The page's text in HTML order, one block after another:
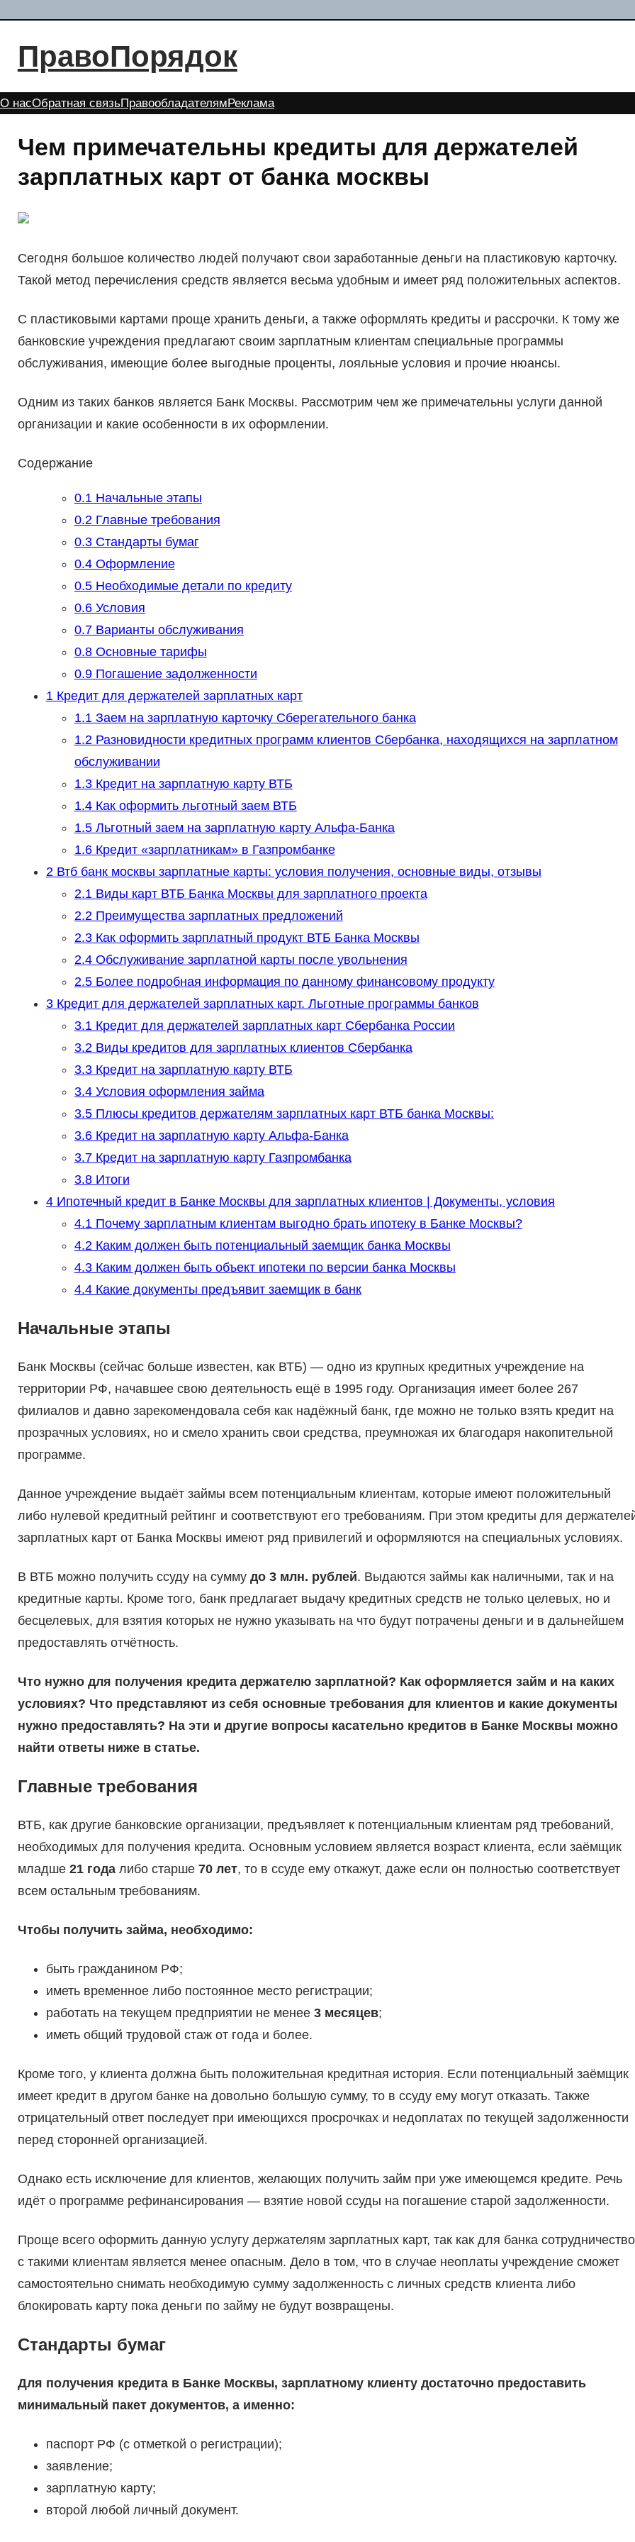
содержимому
ПравоПорядок
О насОбратная связьПравообладателям Реклама
Чем примечательны кредиты для держателей
зарплатных карт от банка москвы
Сегодня большое количество людей получают свои заработанные деньги на пластиковую карточку.
Такой метод перечисления средств является весьма удобным и имеет ряд положительных аспектов.
С пластиковыми картами проще хранить деньги, а также оформлять кредиты и рассрочки. К тому же
банковские учреждения предлагают своим зарплатным клиентам специальные программы
обслуживания, имеющие более выгодные проценты, лояльные условия и прочие нюансы.
Одним из таких банков является Банк Москвы. Рассмотрим чем же примечательны услуги данной
организации и какие особенности в их оформлении.
Содержание
0.1Начальные этапы
0.2Главные требования
0.3Стандарты бумаг
0.4Оформление
0.5Необходимые детали по кредиту
0.6Условия
0.7Варианты обслуживания
0.8Основные тарифы
0.9Погашение задолженности
1Кредит для держателей зарплатных карт
1.1Заем на зарплатную карточку Сберегательного банка
1.2Разновидности кредитных программ клиентов Сбербанка, находящихся на зарплатном
обслуживании
1.3Кредит на зарплатную карту ВТБ
1.4Как оформить льготный заем ВТБ
1.5Льготный заем на зарплатную карту Альфа-Банка
1.6Кредит «зарплатникам» в Газпромбанке
2Втб банк москвы зарплатные карты: условия получения, основные виды, отзывы
2.1Виды карт ВТБ Банка Москвы для зарплатного проекта
2.2Преимущества зарплатных предложений
2.3Как оформить зарплатный продукт ВТБ Банка Москвы
2.4Обслуживание зарплатной карты после увольнения
2.5Более подробная информация по данному финансовому продукту
3Кредит для держателей зарплатных карт. Льготные программы банков
3.1Кредит для держателей зарплатных карт Сбербанка России
3.2Виды кредитов для зарплатных клиентов Сбербанка
3.3Кредит на зарплатную карту ВТБ
3.4Условия оформления займа
3.5Плюсы кредитов держателям зарплатных карт ВТБ банка Москвы:
3.6Кредит на зарплатную карту Альфа-Банка
3.7Кредит на зарплатную карту Газпромбанка
3.8Итоги
4Ипотечный кредит в Банке Москвы для зарплатных клиентов | Документы, условия
4.1Почему зарплатным клиентам выгодно брать ипотеку в Банке Москвы?
4.2Каким должен быть потенциальный заемщик банка Москвы
4.3Каким должен быть объект ипотеки по версии банка Москвы
4.4Какие документы предъявит заемщик в банк
Начальные этапы
Банк Москвы (сейчас больше известен, как ВТБ) — одно из крупных кредитных учреждение на
территории РФ, начавшее свою деятельность ещё в 1995 году. Организация имеет более 267
филиалов и давно зарекомендовала себя как надёжный банк, где можно не только взять кредит на
прозрачных условиях, но и смело хранить свои средства, преумножая их благодаря накопительной
программе.
Данное учреждение выдаёт займы всем потенциальным клиентам, которые имеют положительный
либо нулевой кредитный рейтинг и соответствуют его требованиям. При этом кредиты для
зарплатных карт от Банка Москвы имеют ряд привилегий и оформляются на специальных условиях.
В ВТБ можно получить ссуду на сумму до 3 млн. рублей. Выдаются займы как наличными, так и на
кредитные карты. Кроме того, банк предлагает выдачу кредитных средств не только целевых, но и
бесцелевых, для взятия которых не нужно указывать на что будут потрачены деньги и в дальнейшем
предоставлять отчётность.
Что нужно для получения кредита держателю зарплатной? Как оформляется займ и на каких
условиях? Что представляют из себя основные требования для клиентов и какие документы
нужно предоставлять? На эти и другие вопросы касательно кредитов в Банке Москвы можно
найти ответы ниже в статье.
Главные требования
ВТБ, как другие банковские организации, предъявляет к потенциальным клиентам ряд требований,
необходимых для получения кредита. Основным условием является возраст клиента, если заёмщик
младше 21 годалибо старше 70 лет, то в ссуде ему откажут, даже если он полностью соответствует
всем остальным требованиям.
Чтобы получить займа, необходимо:
быть гражданином РФ;
иметь временное либо постоянное место регистрации;
работать на текущем предприятии не менее 3 месяцев;
иметь общий трудовой стаж от года и более.
Кроме того, у клиента должна быть положительная кредитная история. Если потенциальный заёмщик
имеет кредит в другом банке на довольно большую сумму, то в ссуду ему могут отказать. Также
отрицательный ответ последует при имеющихся просрочках и недоплатах по текущей задолженности
перед сторонней организацией.
Однако есть исключение для клиентов, желающих получить займ при уже имеющемся кредите. Речь
идёт о программе рефинансирования — взятие новой ссуды на погашение старой задолженности.
Проще всего оформить данную услугу держателям зарплатных карт, так как для банка сотрудничество
с такими клиентам является менее опасным. Дело в том, что в случае неоплаты учреждение сможет
самостоятельно снимать необходимую сумму задолженность с личных средств клиента либо
блокировать карту пока деньги по займу не будут возвращены.
Стандарты бумаг
Для получения кредита в Банке Москвы, зарплатному клиенту достаточно предоставить
минимальный пакет документов, а именно:
паспорт РФ (с отметкой о регистрации);
заявление;
зарплатную карту;
второй любой личный документ.